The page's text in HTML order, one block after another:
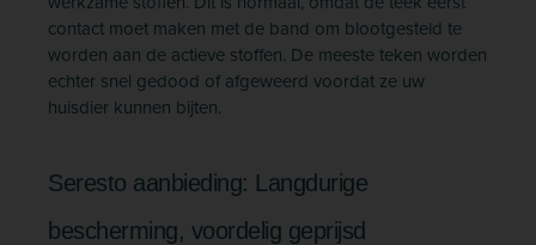
contact moet maken met de band om blootgesteld te
worden aan de actieve stoffen. De meeste teken worden
echter snel gedood of afgeweerd voordat ze uw
huisdier kunnen bijten.
Seresto aanbieding: Langdurige
bescherming, voordelig geprijsd